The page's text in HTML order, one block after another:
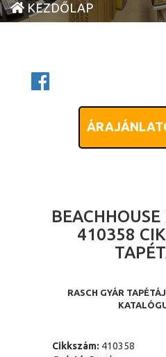
KEZDŐLAP
410358
RASCH GYÁR
Cikkszám: 410358